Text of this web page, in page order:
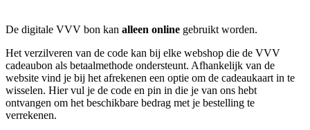
De digitale VVV bon kan alleen online gebruikt worden.
Het verzilveren van de code kan bij elke webshop die de VVV
cadeaubon als betaalmethode ondersteunt. Afhankelijk van de
website vind je bij het afrekenen een optie om de cadeaukaart in te
wisselen. Hier vul je de code en pin in die je van ons hebt
ontvangen om het beschikbare bedrag met je bestelling te
verrekenen.